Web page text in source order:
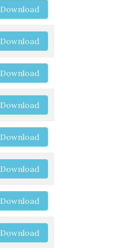
Download
Download
Download
Download
Download
Download
Download
Download